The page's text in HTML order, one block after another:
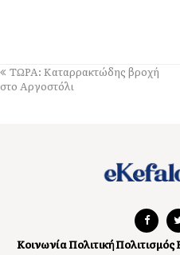
11:58
Δύο παλέτες εμφιαλωμένο
Λίμπας στις Μηνιές [εικόνες]
Φινλανδία: Οι τάρανδοι θύματα
10:21
ΤΩΡΑ: Καταρρακτώδης βροχή
στο Αργοστόλι
ΚοινωνίαΠολιτικήΠολιτισμός